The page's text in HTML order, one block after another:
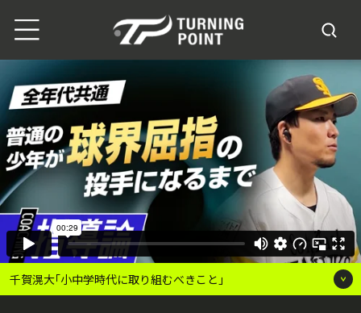
千賀滉大｢小中学時代に取り組むべきこと｣